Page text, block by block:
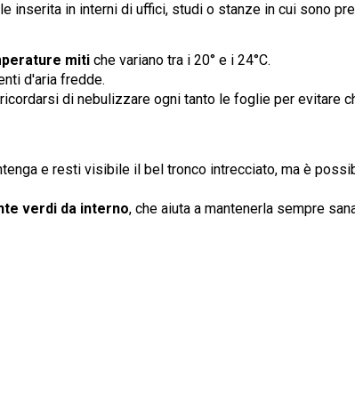
inserita in interni di uffici, studi o stanze in cui sono
miti che variano tra i 20° e i 24°C.
d'aria fredde.
di nebulizzare ogni tanto le foglie per evitare
e resti visibile il bel tronco intrecciato, ma è
verdi da interno, che aiuta a mantenerla sempre